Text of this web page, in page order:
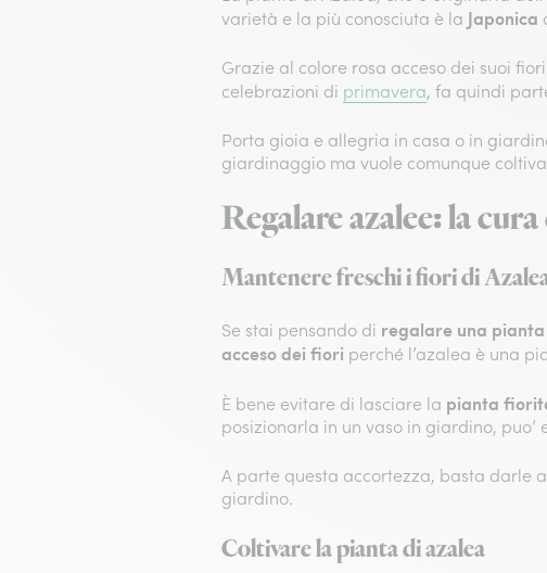
varietà e la più conosciuta è la Japonica
Grazie al colore rosa acceso dei suoi
celebrazioni di primavera, fa quindi
Porta gioia e allegria in casa o in
giardinaggio ma vuole comunque
Regalare azalee: la
Mantenere freschi i fiori di
Se stai pensando di regalare una
acceso dei fiori perché l’azalea è una
È bene evitare di lasciare la pianta
posizionarla in un vaso in giardino,
A parte questa accortezza, basta darle
giardino.
Coltivare la pianta di azalea